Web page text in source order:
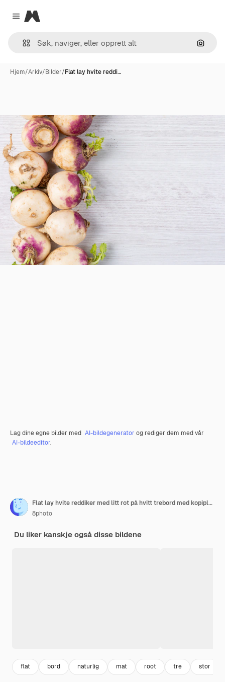
Close menu
Magnific
Søk
Hjem/Arkiv/Bilder/Flat lay hvite reddi…
Lag dine egne bilder med AI-bildegenerator og rediger dem med vår
AI-bildeeditor.
Flat lay hvite reddiker med litt rot på hvitt trebord med kopiplass
8photo
Du liker kanskje også disse bildene
flat bord naturlig mat root tre stor